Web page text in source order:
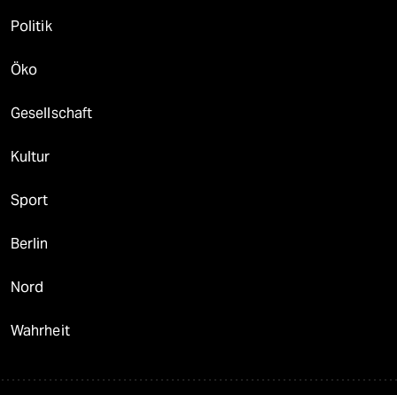
Politik
Öko
Gesellschaft
Kultur
Sport
Berlin
Nord
Wahrheit